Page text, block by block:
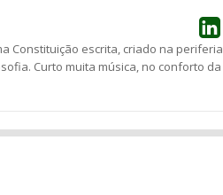
Constituição escrita, criado na periferia
Curto muita música, no conforto da